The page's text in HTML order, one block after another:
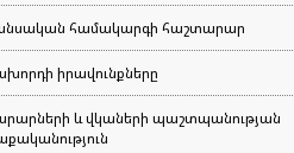
համակարգի հաշտարար
իրավունքները
և վկաների պաշտպանության